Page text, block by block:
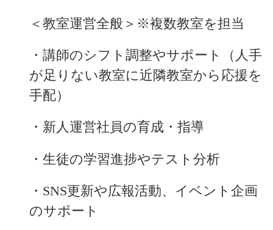
＜教室運営全般＞※複数教室を担当
・講師のシフト調整やサポート（人手
が足りない教室に近隣教室から応援を
手配）
・新人運営社員の育成・指導
・生徒の学習進捗やテスト分析
・SNS更新や広報活動、イベント企画
のサポート